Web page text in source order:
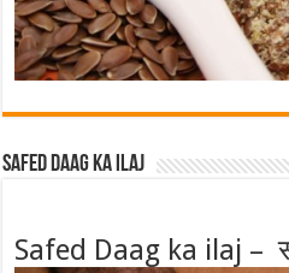
Safed Daag ka ilaj
Safed Daag ka ilaj –